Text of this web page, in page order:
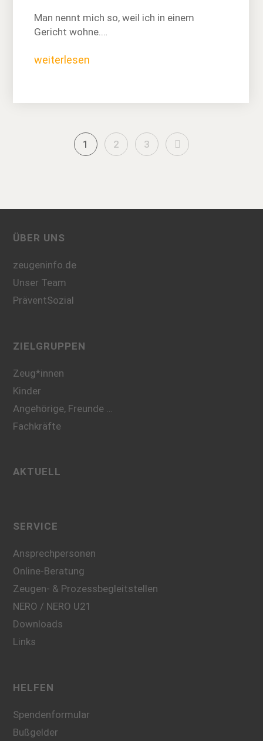
Man nennt mich so, weil ich in einem
Gericht wohne.…
weiterlesen
1 2 3 Next
ÜBER UNS
zeugeninfo.de
Unser Team
PräventSozial
ZIELGRUPPEN
Zeug*innen
Kinder
Angehörige, Freunde …
Fachkräfte
AKTUELL
SERVICE
Ansprechpersonen
Online-Beratung
Zeugen- & Prozessbegleitstellen
NERO / NERO U21
Downloads
Links
HELFEN
Spendenformular
Bußgelder